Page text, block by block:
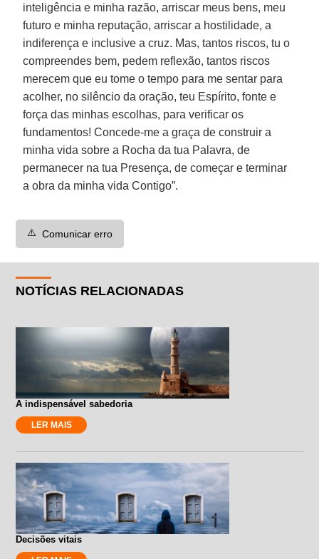
inteligência e minha razão, arriscar meus bens, meu
futuro e minha reputação, arriscar a hostilidade, a
indiferença e inclusive a cruz. Mas, tantos riscos, tu o
compreendes bem, pedem reflexão, tantos riscos
merecem que eu tome o tempo para me sentar para
acolher, no silêncio da oração, teu Espírito, fonte e
força das minhas escolhas, para verificar os
fundamentos! Concede-me a graça de construir a
minha vida sobre a Rocha da tua Palavra, de
permanecer na tua Presença, de começar e terminar
a obra da minha vida Contigo”.
⚠️ Comunicar erro
NOTÍCIAS RELACIONADAS
A indispensável sabedoria
LER MAIS
Decisões vitais